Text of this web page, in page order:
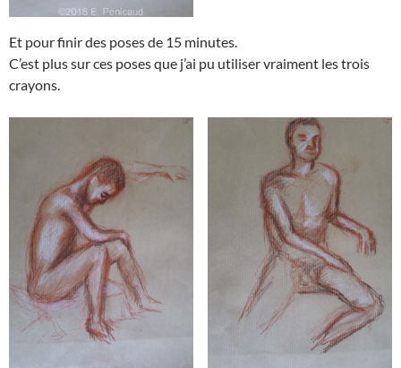
Et pour finir des poses de 15 minutes.
C’est plus sur ces poses que j’ai pu utiliser vraiment les trois
crayons.